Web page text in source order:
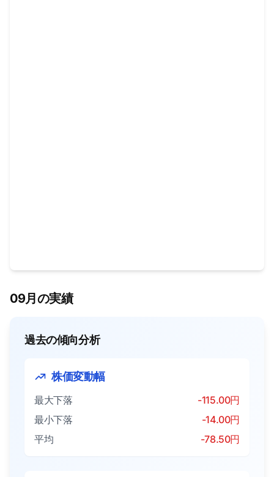
09月の実績
過去の傾向分析
株価変動幅
最大下落
-115.00円
最小下落
-14.00円
平均
-78.50円